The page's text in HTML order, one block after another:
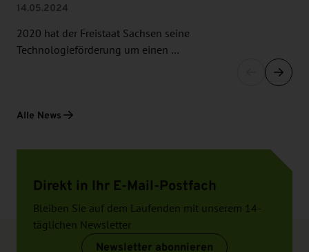
14.05.2024
2020 hat der Freistaat Sachsen seine
Technologieförderung um einen …
Alle News
Direkt in Ihr E-Mail-Postfach
Bleiben Sie auf dem Laufenden mit unserem 14-
täglichen Newsletter
Newsletter abonnieren